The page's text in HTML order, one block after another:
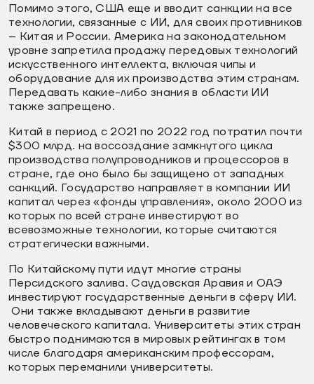
Помимо этого, США еще и вводит санкции на все
технологии, связанные с ИИ, для своих противников
– Китая и России. Америка на законодательном
уровне запретила продажу передовых технологий
искусственного интеллекта, включая чипы и
оборудование для их производства этим странам.
Передавать какие-либо знания в области ИИ
также запрещено.
Китай в период с 2021 по 2022 год потратил почти
$300 млрд. на воссоздание замкнутого цикла
производства полупроводников и процессоров в
стране, где оно было бы защищено от западных
санкций. Государство направляет в компании ИИ
капитал через «фонды управления», около 2000 из
которых по всей стране инвестируют во
всевозможные технологии, которые считаются
стратегически важными.
По Китайскому пути идут многие страны
Персидского залива. Саудовская Аравия и ОАЭ
инвестируют государственные деньги в сферу ИИ.
Они также вкладывают деньги в развитие
человеческого капитала. Университеты этих стран
быстро поднимаются в мировых рейтингах в том
числе благодаря американским профессорам,
которых переманили университеты.